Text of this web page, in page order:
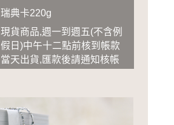
瑞典卡220g
現貨商品,週一到週五(不含例
假日)中午十二點前核到帳款
當天出貨,匯款後請通知核帳